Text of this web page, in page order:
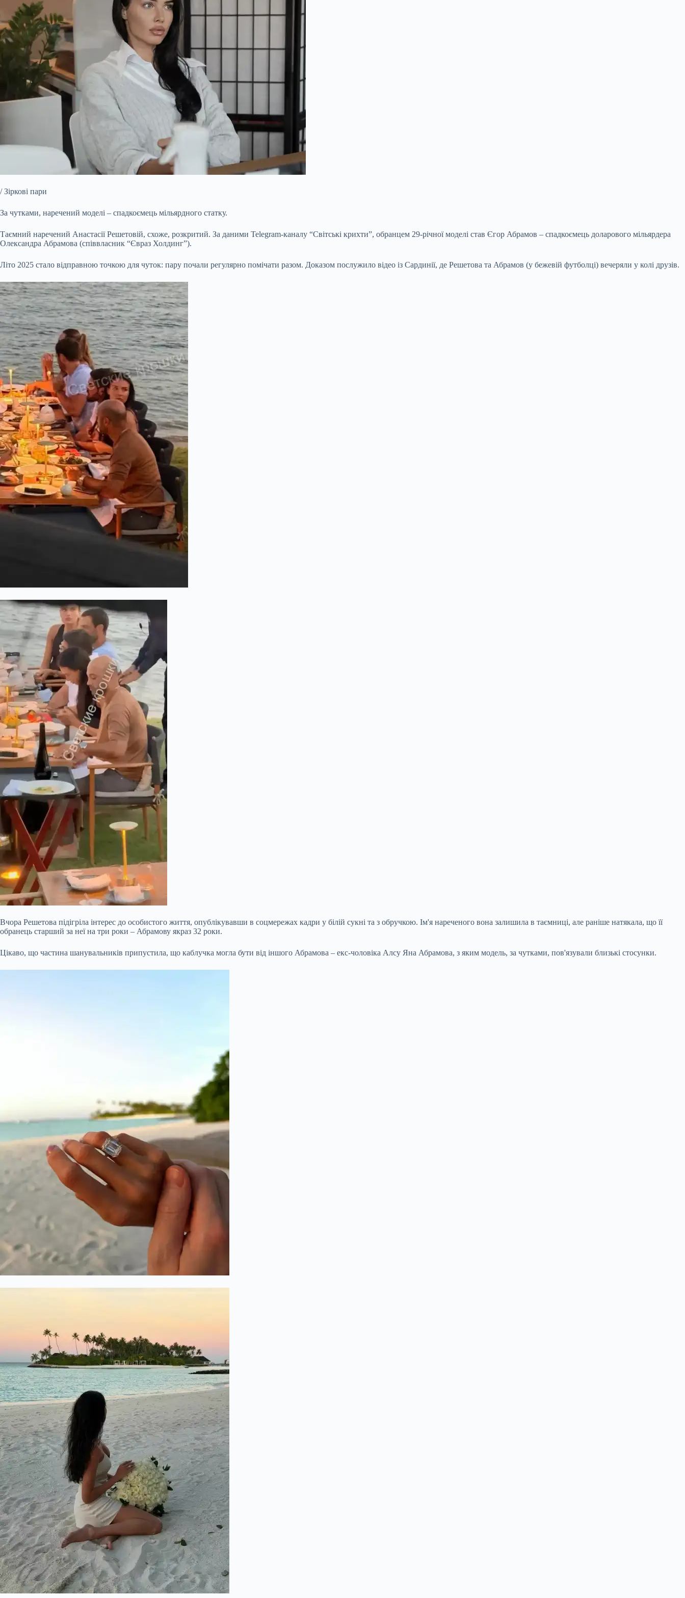
/ Зіркові пари
За чутками, наречений моделі – спадкоємець мільярдного статку.
Таємний наречений Анастасії Решетовій, схоже, розкритий. За даними Telegram-каналу “Світські крихти”, обранцем 29-річноїмоделі став Єгор Абрамов – спадкоємець доларового мільярдера
Олександра Абрамова (співвласник “Євраз Холдинг”).
Літо 2025 стало відправною точкою для чуток: пару почали регулярно помічати разом. Доказом послужило відео із Сардинії, де Решетова та Абрамов (у бежевій футболці) вечеряли у колі друзів.
Вчора Решетова підігріла інтерес до особистого життя, опублікувавши в соцмережах кадри у білій сукні та з обручкою. Ім'я нареченого вона залишила в таємниці, але раніше натякала, що її
обранець старший за неї на три роки – Абрамову якраз 32 роки.
Цікаво, що частина шанувальників припустила, що каблучка могла бути від іншого Абрамова – екс-чоловіка Алсу Яна Абрамова, з яким модель, за чутками, пов'язували близькі стосунки.